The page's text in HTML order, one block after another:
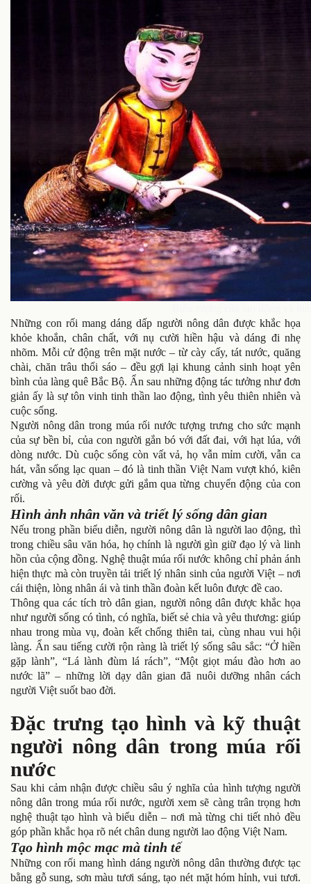
Những con rối mang dáng dấp người nông dân được khắc họa
khỏe khoắn, chân chất, với nụ cười hiền hậu và dáng đi nhẹ
nhõm. Mỗi cử động trên mặt nước – từ cày cấy, tát nước, quăng
chài, chăn trâu thổi sáo – đều gợi lại khung cảnh sinh hoạt yên
bình của làng quê Bắc Bộ. Ẩn sau những động tác tưởng như đơn
giản ấy là sự tôn vinh tinh thần lao động, tình yêu thiên nhiên và
cuộc sống.
Người nông dân trong múa rối nước tượng trưng cho sức mạnh
của sự bền bỉ, của con người gắn bó với đất đai, với hạt lúa, với
dòng nước. Dù cuộc sống còn vất vả, họ vẫn mỉm cười, vẫn ca
hát, vẫn sống lạc quan – đó là tinh thần Việt Nam vượt khó, kiên
cường và yêu đời được gửi gắm qua từng chuyển động của con
rối.
Hình ảnh nhân văn và triết lý sống dân gian
Nếu trong phần biểu diễn, người nông dân là người lao động, thì
trong chiều sâu văn hóa, họ chính là người gìn giữ đạo lý và linh
hồn của cộng đồng. Nghệ thuật múa rối nước không chỉ phản ánh
hiện thực mà còn truyền tải triết lý nhân sinh của người Việt – nơi
cái thiện, lòng nhân ái và tinh thần đoàn kết luôn được đề cao.
Thông qua các tích trò dân gian, người nông dân được khắc họa
như người sống có tình, có nghĩa, biết sẻ chia và yêu thương: giúp
nhau trong mùa vụ, đoàn kết chống thiên tai, cùng nhau vui hội
làng. Ẩn sau tiếng cười rộn ràng là triết lý sống sâu sắc: “Ở hiền
gặp lành”, “Lá lành đùm lá rách”, “Một giọt máu đào hơn ao
nước lã” – những lời dạy dân gian đã nuôi dưỡng nhân cách
người Việt suốt bao đời.
Đặc trưng tạo hình và kỹ thuật
người nông dân trong múa rối
nước
Sau khi cảm nhận được chiều sâu ý nghĩa của hình tượng người
nông dân trong múa rối nước, người xem sẽ càng trân trọng hơn
nghệ thuật tạo hình và biểu diễn – nơi mà từng chi tiết nhỏ đều
góp phần khắc họa rõ nét chân dung người lao động Việt Nam.
Tạo hình mộc mạc mà tinh tế
Những con rối mang hình dáng người nông dân thường được tạc
bằng gỗ sung, sơn màu tươi sáng, tạo nét mặt hóm hỉnh, vui tươi.